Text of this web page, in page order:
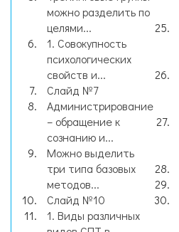
можно разделить по
целями...
1. Совокупность
психологических
свойств и...
Слайд №7
Администрирование
– обращение к
сознанию и...
Можно выделить
три типа базовых
методов...
Слайд №10
1. Виды различных